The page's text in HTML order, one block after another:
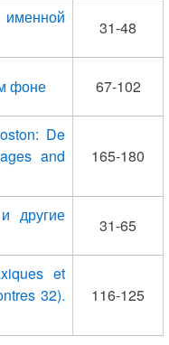
31-48
фоне 67-102
De
and
165-180
другие
31-65
et
32).
116-125